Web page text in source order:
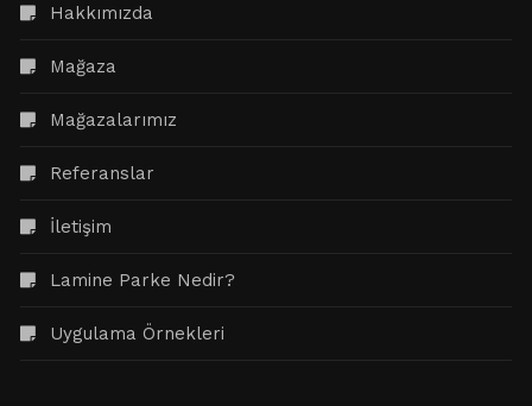
Hakkımızda
Mağaza
Mağazalarımız
Referanslar
İletişim
Lamine Parke Nedir?
Uygulama Örnekleri